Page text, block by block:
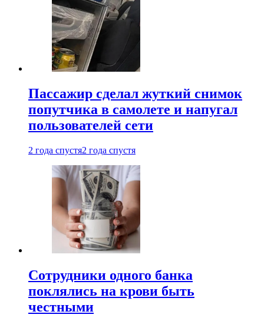
Пассажир сделал жуткий снимок
попутчика в самолете и напугал
пользователей сети
2 года спустя2 года спустя
Сотрудники одного банка
поклялись на крови быть
честными